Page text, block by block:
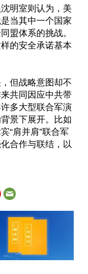
明室则认为，美
当其中一个国家
盟体系的挑战。
的安全承诺基本
但战略意图却不
共同因应中共带
多大型联合军演
景下展开。比如
“肩并肩”联合军
合作与联结，以